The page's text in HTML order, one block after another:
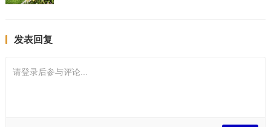
发表回复
请登录后参与评论...